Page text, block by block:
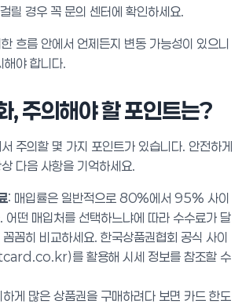
릴 경우 꼭 문의 센터에 확인하세요.
흐름 안에서 언제든지 변동 가능성이 있으니
해야 합니다.
, 주의해야 할 포인트는?
주의할 몇 가지 포인트가 있습니다. 안전하게
다음 사항을 기억하세요.
: 매입률은 일반적으로 80%에서 95% 사이
어떤 매입처를 선택하느냐에 따라 수수료가 달
꼼히 비교하세요. 한국상품권협회 공식 사이
를 활용해 시세 정보를 참조할 수
하게 많은 상품권을 구매하려다 보면 카드 한도